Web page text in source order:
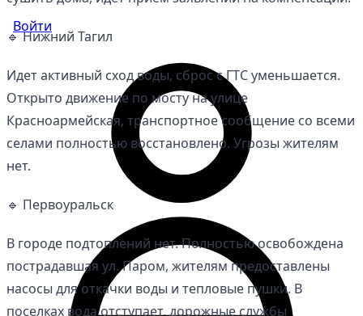
Войти
🔹 Нижний Тагил
Идет активный сход воды, сброс с ГТС уменьшается.
Открыто движение по мосту на улице
Красноармейская, транспортное сообщение со всеми
селами полностью восстановлено. Угрозы жителям
нет.
🔹 Первоуральск
В городе подтоплений нет. Полностью освобождена
пострадавшая ул. Паром, жителям предоставлены
насосы для откачки воды и тепловые пушки. В
поселках вода отступает, дорожные службы